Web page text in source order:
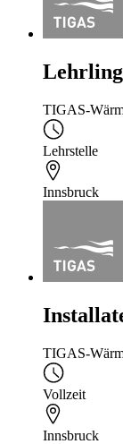
TIGAS-
Lehrstelle
Innsbruck
TIGAS-
Vollzeit
Innsbruck